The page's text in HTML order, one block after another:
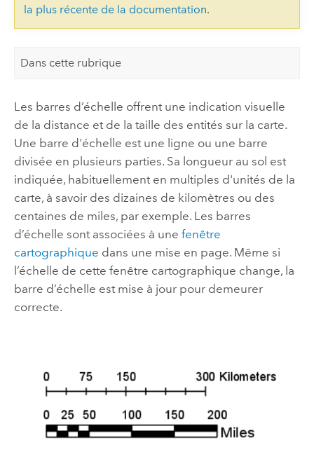
la plus récente de la documentation.
Dans cette rubrique
Les barres d’échelle offrent une indication visuelle
de la distance et de la taille des entités sur la carte.
Une barre d'échelle est une ligne ou une barre
divisée en plusieurs parties. Sa longueur au sol est
indiquée, habituellement en multiples d'unités de la
carte, à savoir des dizaines de kilomètres ou des
centaines de miles, par exemple. Les barres
d’échelle sont associées à une fenêtre
cartographique dans une mise en page. Même si
l’échelle de cette fenêtre cartographique change, la
barre d’échelle est mise à jour pour demeurer
correcte.